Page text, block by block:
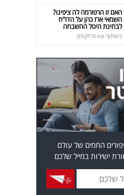
האם זו הרפורמה לה ציפינו?
השמאי ארז כהן על הדו"ח
לבחינת היטל ההשבחה
בשיתוף ice פרויקטים
החמים של עולם
ישירות במייל שלכם